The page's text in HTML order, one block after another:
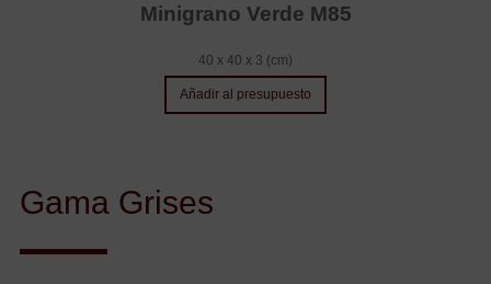
Minigrano Verde M85
40 x 40 x 3 (cm)
Añadir al presupuesto
Gama Grises